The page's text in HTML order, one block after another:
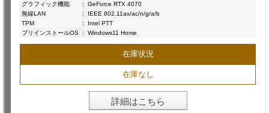
グラフィック機能
:
GeForce RTX 4070
無線LAN
:
IEEE 802.11ax/ac/n/g/a/b
TPM
:
Intel PTT
プリインストールOS : Windows11 Home
在庫状況
在庫なし
詳細はこちら